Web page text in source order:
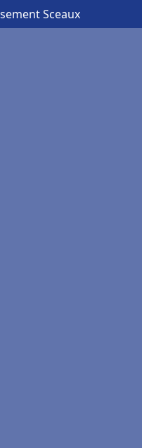
Sceaux